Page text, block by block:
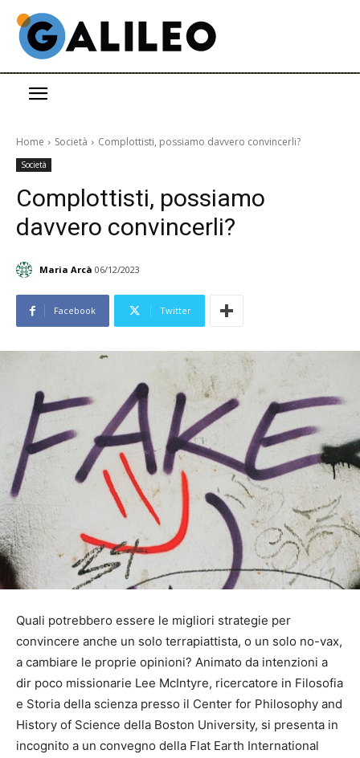
Home Società Complottisti, possiamo davvero convincerli?
Società
Complottisti, possiamo
davvero convincerli?
Maria Arcà 06/12/2023
Facebook Twitter
Quali potrebbero essere le migliori strategie per
convincere anche un solo terrapiattista, o un solo no-vax,
a cambiare le proprie opinioni? Animato da intenzioni a
dir poco missionarie Lee McIntyre, ricercatore in Filosofia
e Storia della scienza presso il Center for Philosophy and
History of Science della Boston University, si presenta in
incognito a un convegno della Flat Earth International